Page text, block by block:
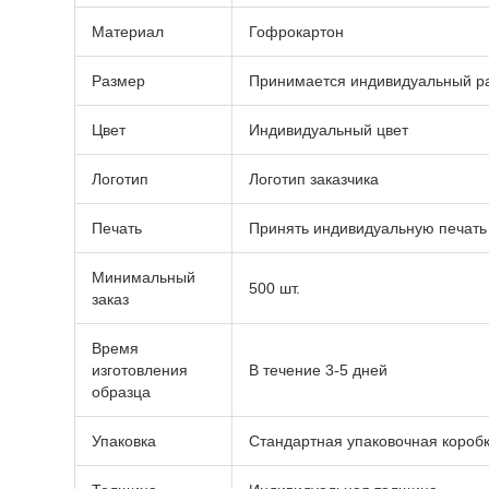
Материал Гофрокартон
Размер Принимается индивидуальный
Цвет Индивидуальный цвет
Логотип Логотип заказчика
Печать Принять индивидуальную печать
Минимальный
заказ
500 шт.
Время
изготовления
образца
В течение 3-5 дней
Упаковка Стандартная упаковочная